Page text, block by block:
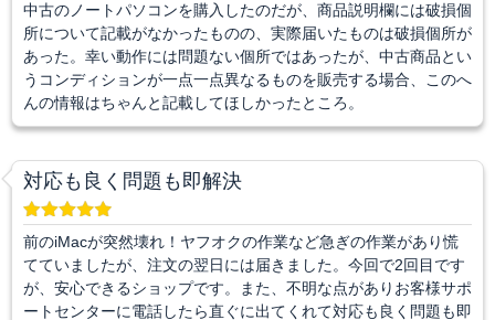
中古のノートパソコンを購入したのだが、商品説明欄には破損個
所について記載がなかったものの、実際届いたものは破損個所が
あった。幸い動作には問題ない個所ではあったが、中古商品とい
うコンディションが一点一点異なるものを販売する場合、このへ
んの情報はちゃんと記載してほしかったところ。
対応も良く問題も即解決
前のiMacが突然壊れ！ヤフオクの作業など急ぎの作業があり慌
てていましたが、注文の翌日には届きました。今回で2回目です
が、安心できるショップです。また、不明な点がありお客様サポ
ートセンターに電話したら直ぐに出てくれて対応も良く問題も即